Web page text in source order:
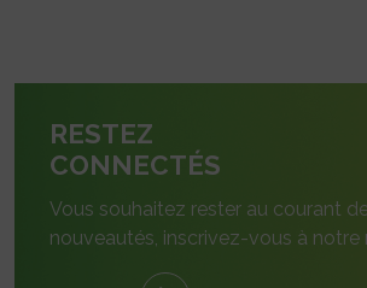
RESTEZ
CONNECTÉS
Vous souhaitez rester au courant
nouveautés, inscrivez-vous à notre